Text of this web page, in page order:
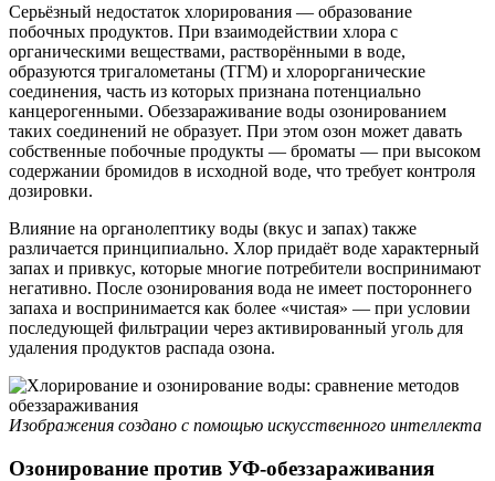
Серьёзный недостаток хлорирования — образование
побочных продуктов. При взаимодействии хлора с
органическими веществами, растворёнными в воде,
образуются тригалометаны (ТГМ) и хлорорганические
соединения, часть из которых признана потенциально
канцерогенными. Обеззараживание воды озонированием
таких соединений не образует. При этом озон может давать
собственные побочные продукты — броматы — при высоком
содержании бромидов в исходной воде, что требует контроля
дозировки.
Влияние на органолептику воды (вкус и запах) также
различается принципиально. Хлор придаёт воде характерный
запах и привкус, которые многие потребители воспринимают
негативно. После озонирования вода не имеет постороннего
запаха и воспринимается как более «чистая» — при условии
последующей фильтрации через активированный уголь для
удаления продуктов распада озона.
Изображения создано с помощью искусственного интеллекта
Озонирование против УФ-обеззараживания